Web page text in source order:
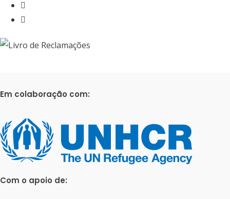
Em colaboração com:
Com o apoio de: